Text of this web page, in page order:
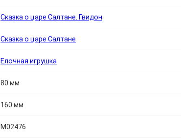
Сказка о царе Салтане. Гвидон
Сказка о царе Салтане
Елочная игрушка
80 мм
160 мм
M02476